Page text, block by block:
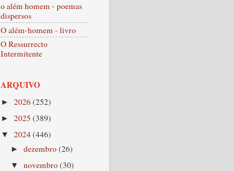
o além homem - poemas
dispersos
O além-homem - livro
O Ressurrecto
Intermitente
ARQUIVO
► 2026(252)
► 2025 (389)
▼ 2024(446)
►dezembro(26)
▼novembro(30)